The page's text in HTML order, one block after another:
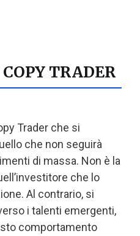
TRADER
Trader che si
che non seguirà
di massa. Non è la
che lo
Al contrario, si
i talenti emergenti,
comportamento